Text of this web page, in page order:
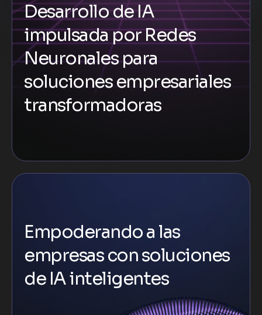
Desarrollo de IA
impulsada por Redes
Neuronales para
soluciones empresariales
transformadoras
Empoderando a las
empresas con soluciones
de IA inteligentes